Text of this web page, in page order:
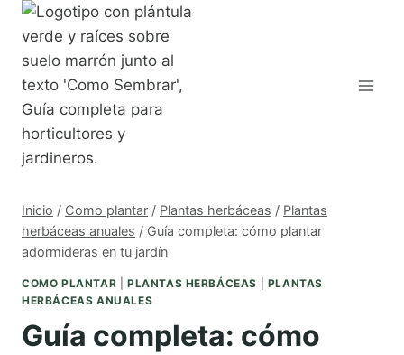
Saltar
contenido
Inicio / Como plantar / Plantas herbáceas / Plantas
herbáceas anuales / Guía completa: cómo plantar
adormideras en tu jardín
COMO PLANTAR PLANTAS HERBÁCEAS
PLANTAS
HERBÁCEAS ANUALES
Guía completa: cómo